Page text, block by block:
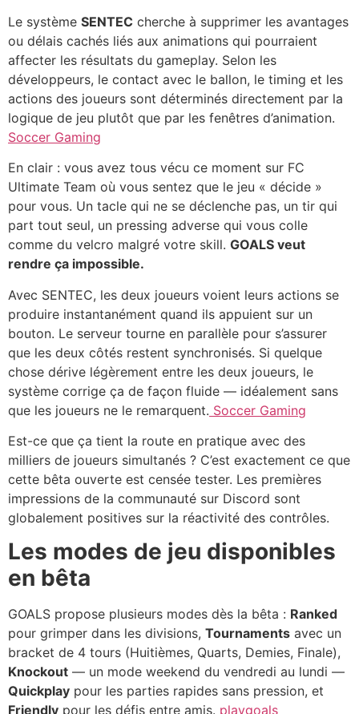
Le système SENTEC cherche à supprimer les avantages
ou délais cachés liés aux animations qui pourraient
affecter les résultats du gameplay. Selon les
développeurs, le contact avec le ballon, le timing et les
actions des joueurs sont déterminés directement par la
logique de jeu plutôt que par les fenêtres d’animation.
Soccer Gaming
En clair : vous avez tous vécu ce moment sur FC
Ultimate Team où vous sentez que le jeu « décide »
pour vous. Un tacle qui ne se déclenche pas, un tir qui
part tout seul, un pressing adverse qui vous colle
comme du velcro malgré votre skill. GOALS veut
rendre ça impossible.
Avec SENTEC, les deux joueurs voient leurs actions se
produire instantanément quand ils appuient sur un
bouton. Le serveur tourne en parallèle pour s’assurer
que les deux côtés restent synchronisés. Si quelque
chose dérive légèrement entre les deux joueurs, le
système corrige ça de façon fluide — idéalement sans
que les joueurs ne le remarquent. Soccer Gaming
Est-ce que ça tient la route en pratique avec des
milliers de joueurs simultanés ? C’est exactement ce que
cette bêta ouverte est censée tester. Les premières
impressions de la communauté sur Discord sont
globalement positives sur la réactivité des contrôles.
Les modes de jeu disponibles
en bêta
GOALS propose plusieurs modes dès la bêta : Ranked
pour grimper dans les divisions, Tournaments avec un
bracket de 4 tours (Huitièmes, Quarts, Demies, Finale),
Knockout — un mode weekend du vendredi au lundi —
Quickplay pour les parties rapides sans pression, et
Friendly pour les défis entre amis. playgoals